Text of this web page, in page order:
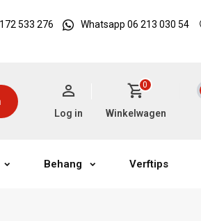
533 276 Whatsapp 06 213 030 54
0
Winkelwagen
Log in
Behang Verftips